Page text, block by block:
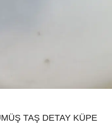
TAŞ DETAY KÜPE